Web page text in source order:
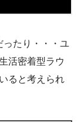
ったり・・・ユ
活密着型ラウ
ると考えられ